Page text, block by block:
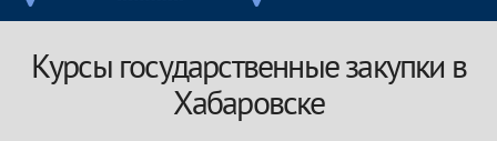
Курсы государственные закупки в
Хабаровске